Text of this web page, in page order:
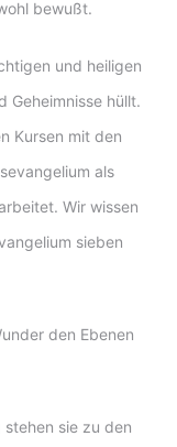
bewußt.
und heiligen
Geheimnisse hüllt.
Kursen mit den
als
Wir wissen
sieben
den Ebenen
stehen sie zu den